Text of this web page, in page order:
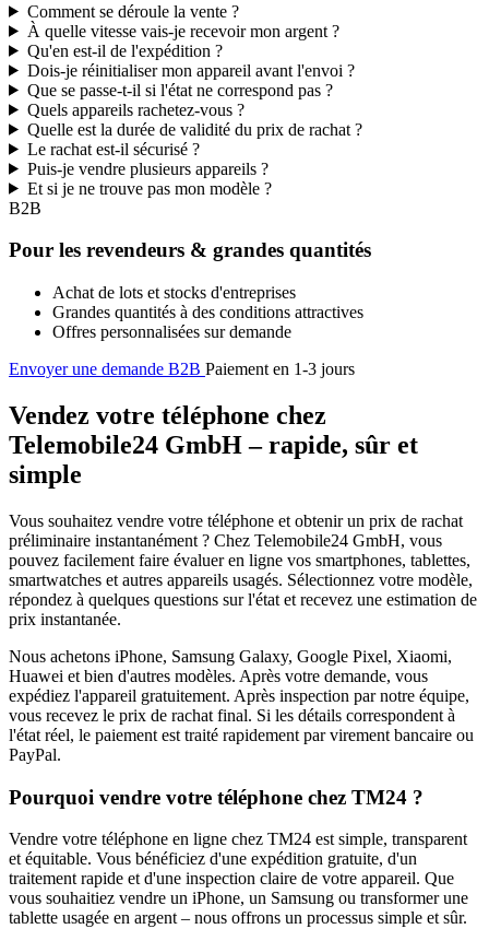
Comment se déroule la vente ?
À quelle vitesse vais-je recevoir mon argent ?
Qu'en est-il de l'expédition ?
Dois-je réinitialiser mon appareil avant l'envoi ?
Que se passe-t-il si l'état ne correspond pas ?
Quels appareils rachetez-vous ?
Quelle est la durée de validité du prix de rachat ?
Le rachat est-il sécurisé ?
Puis-je vendre plusieurs appareils ?
Et si je ne trouve pas mon modèle ?
B2B
Pour les revendeurs & grandes quantités
Achat de lots et stocks d'entreprises
Grandes quantités à des conditions attractives
Offres personnalisées sur demande
Envoyer une demande B2B Paiement en 1-3 jours
Vendez votre téléphone chez
Telemobile24 GmbH – rapide, sûr et
simple
Vous souhaitez vendre votre téléphone et obtenir un prix de rachat
préliminaire instantanément ? Chez Telemobile24 GmbH, vous
pouvez facilement faire évaluer en ligne vos smartphones, tablettes,
smartwatches et autres appareils usagés. Sélectionnez votre modèle,
répondez à quelques questions sur l'état et recevez une estimation de
prix instantanée.
Nous achetons iPhone, Samsung Galaxy, Google Pixel, Xiaomi,
Huawei et bien d'autres modèles. Après votre demande, vous
expédiez l'appareil gratuitement. Après inspection par notre équipe,
vous recevez le prix de rachat final. Si les détails correspondent à
l'état réel, le paiement est traité rapidement par virement bancaire ou
PayPal.
Pourquoi vendre votre téléphone chez TM24 ?
Vendre votre téléphone en ligne chez TM24 est simple, transparent
et équitable. Vous bénéficiez d'une expédition gratuite, d'un
traitement rapide et d'une inspection claire de votre appareil. Que
vous souhaitiez vendre un iPhone, un Samsung ou transformer une
tablette usagée en argent – nous offrons un processus simple et sûr.